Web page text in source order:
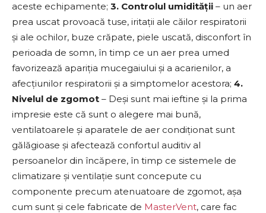
aceste echipamente; 3. Controlul umidității – un aer
prea uscat provoacă tuse, iritații ale căilor respiratorii
și ale ochilor, buze crăpate, piele uscată, disconfort în
perioada de somn, în timp ce un aer prea umed
favorizează apariția mucegaiului și a acarienilor, a
afecțiunilor respiratorii și a simptomelor acestora; 4.
Nivelul de zgomot – Deși sunt mai ieftine și la prima
impresie este că sunt o alegere mai bună,
ventilatoarele și aparatele de aer condiționat sunt
gălăgioase și afectează confortul auditiv al
persoanelor din încăpere, în timp ce sistemele de
climatizare și ventilație sunt concepute cu
componente precum atenuatoare de zgomot, așa
cum sunt și cele fabricate de MasterVent, care fac